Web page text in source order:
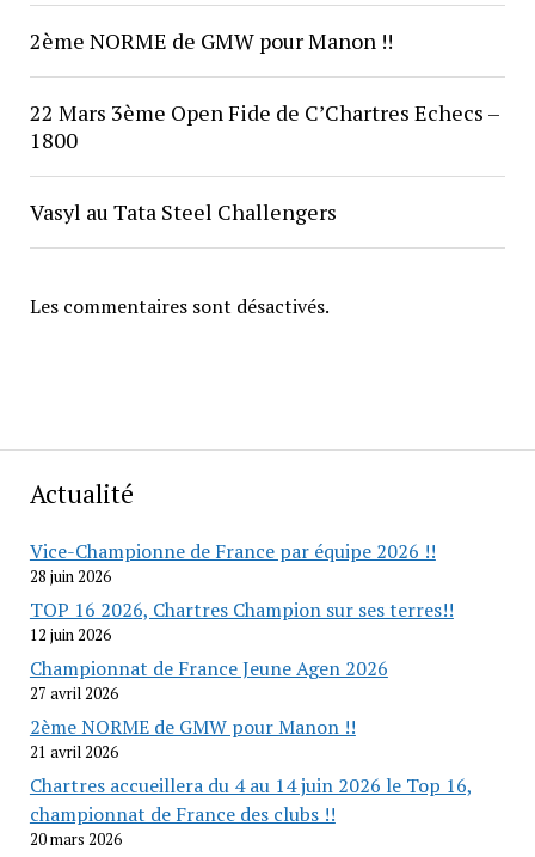
2ème NORME de GMW pour Manon !!
22 Mars 3ème Open Fide de C’Chartres Echecs –
1800
Vasyl au Tata Steel Challengers
Les commentaires sont désactivés.
Actualité
Vice-Championne de France par équipe 2026 !!
28 juin 2026
TOP 16 2026, Chartres Champion sur ses terres!!
12 juin 2026
Championnat de France Jeune Agen 2026
27 avril 2026
2ème NORME de GMW pour Manon !!
21 avril 2026
Chartres accueillera du 4 au 14 juin 2026 le Top 16,
championnat de France des clubs !!
20 mars 2026